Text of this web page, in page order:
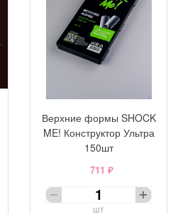
Верхние формы SHOCK
ME! Конструктор Ультра
150шт
711 ₽
шт